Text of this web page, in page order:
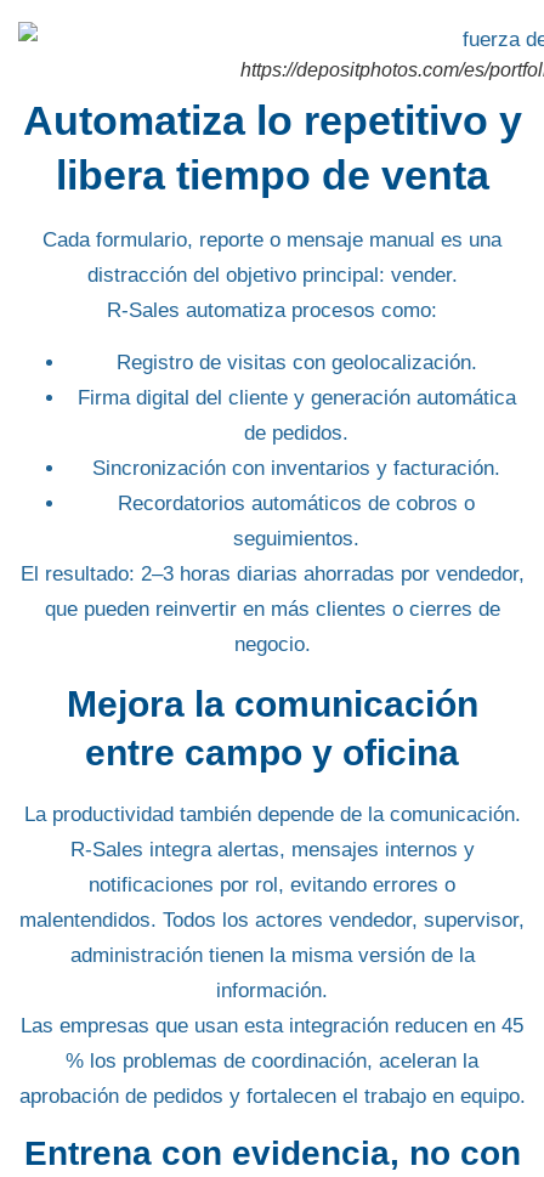
https://depositphotos.com/es/
Automatiza lo repetitivo y
libera tiempo de venta
Cada formulario, reporte o mensaje manual es una
distracción del objetivo principal: vender.
R-Sales automatiza procesos como:
Registro de visitas con geolocalización.
Firma digital del cliente y generación automática
de pedidos.
Sincronización con inventarios y facturación.
Recordatorios automáticos de cobros o
seguimientos.
El resultado: 2–3 horas diarias ahorradas por vendedor,
que pueden reinvertir en más clientes o cierres de
negocio.
Mejora la comunicación
entre campo y oficina
La productividad también depende de la comunicación.
R-Sales integra alertas, mensajes internos y
notificaciones por rol, evitando errores o
malentendidos. Todos los actores vendedor, supervisor,
administración tienen la misma versión de la
información.
Las empresas que usan esta integración reducen en 45
% los problemas de coordinación, aceleran la
aprobación de pedidos y fortalecen el trabajo en equipo.
Entrena con evidencia, no con